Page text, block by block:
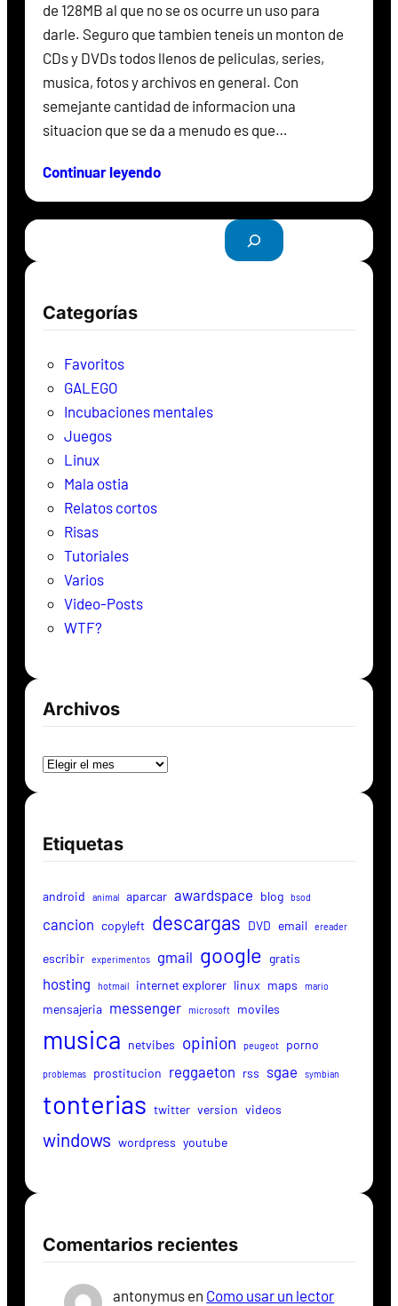
de 128MB al que no se os ocurre un uso para
darle. Seguro que tambien teneis un monton de
CDs y DVDs todos llenos de peliculas, series,
musica, fotos y archivos en general. Con
semejante cantidad de informacion una
situacion que se da a menudo es que…
Continuar leyendo
B
u
s
Categorías
Favoritos
GALEGO
Incubaciones mentales
Juegos
Linux
Mala ostia
Relatos cortos
Risas
Tutoriales
Varios
Video-Posts
WTF?
Archivos
Etiquetas
android animal aparcar awardspace blog bsod
cancion copyleft descargas DVD email ereader
escribir experimentos gmail google gratis
hosting hotmail internet explorer linux maps mario
mensajeria messenger microsoft moviles
musica netvibes opinion peugeot porno
problemas prostitucion reggaeton rss sgae symbian
tonterias twitter version videos
windows wordpress youtube
Comentarios recientes
antonymus en Como usar un lector